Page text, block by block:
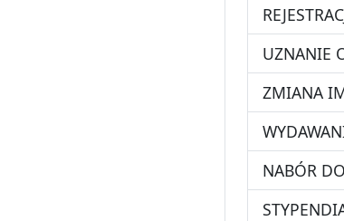
UZNANIE
ZMIANA
NABÓR